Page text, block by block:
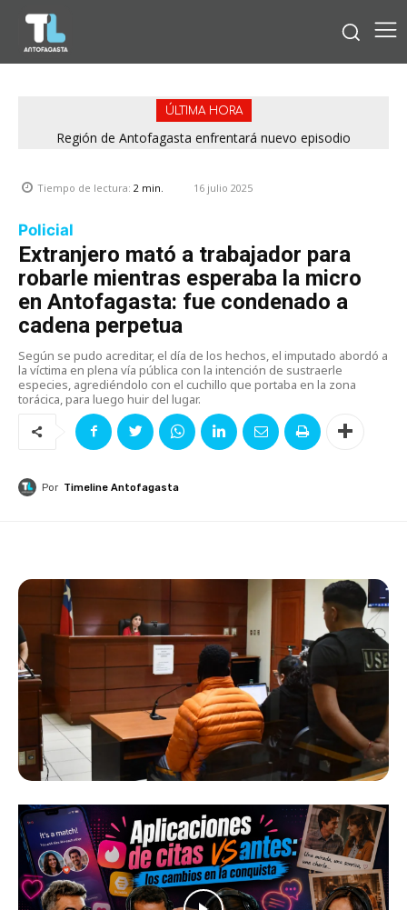
ÚLTIMA HORA
Región de Antofagasta enfrentará nuevo episodio
Tiempo de lectura: 2 min. 16 julio 2025
Policial
Extranjero mató a trabajador para
robarle mientras esperaba la micro
en Antofagasta: fue condenado a
cadena perpetua
Según se pudo acreditar, el día de los hechos, el imputado abordó a
la víctima en plena vía pública con la intención de sustraerle
especies, agrediéndolo con el cuchillo que portaba en la zona
torácica, para luego huir del lugar.
Por Timeline Antofagasta